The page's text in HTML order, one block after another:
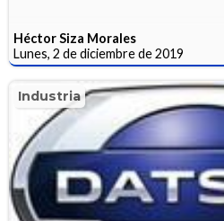
Héctor Siza Morales
Lunes, 2 de diciembre de 2019
Industria